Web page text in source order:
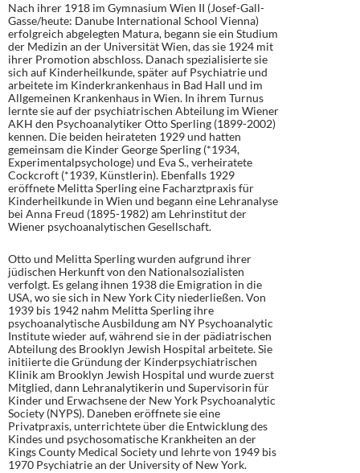
Nach ihrer 1918 im Gymnasium Wien II (Josef-Gall-
Gasse/heute: Danube International School Vienna)
erfolgreich abgelegten Matura, begann sie ein Studium
der Medizin an der Universität Wien, das sie 1924 mit
ihrer Promotion abschloss. Danach spezialisierte sie
sich auf Kinderheilkunde, später auf Psychiatrie und
arbeitete im Kinderkrankenhaus in Bad Hall und im
Allgemeinen Krankenhaus in Wien. In ihrem Turnus
lernte sie auf der psychiatrischen Abteilung im Wiener
AKH den Psychoanalytiker Otto Sperling (1899-2002)
kennen. Die beiden heirateten 1929 und hatten
gemeinsam die Kinder George Sperling (*1934,
Experimentalpsychologe) und Eva S., verheiratete
Cockcroft (*1939, Künstlerin). Ebenfalls 1929
eröffnete Melitta Sperling eine Facharztpraxis für
Kinderheilkunde in Wien und begann eine Lehranalyse
bei Anna Freud (1895-1982) am Lehrinstitut der
Wiener psychoanalytischen Gesellschaft.
Otto und Melitta Sperling wurden aufgrund ihrer
jüdischen Herkunft von den Nationalsozialisten
verfolgt. Es gelang ihnen 1938 die Emigration in die
USA, wo sie sich in New York City niederließen. Von
1939 bis 1942 nahm Melitta Sperling ihre
psychoanalytische Ausbildung am NY Psychoanalytic
Institute wieder auf, während sie in der pädiatrischen
Abteilung des Brooklyn Jewish Hospital arbeitete. Sie
initiierte die Gründung der Kinderpsychiatrischen
Klinik am Brooklyn Jewish Hospital und wurde zuerst
Mitglied, dann Lehranalytikerin und Supervisorin für
Kinder und Erwachsene der New York Psychoanalytic
Society (NYPS). Daneben eröffnete sie eine
Privatpraxis, unterrichtete über die Entwicklung des
Kindes und psychosomatische Krankheiten an der
Kings County Medical Society und lehrte von 1949 bis
1970 Psychiatrie an der University of New York.